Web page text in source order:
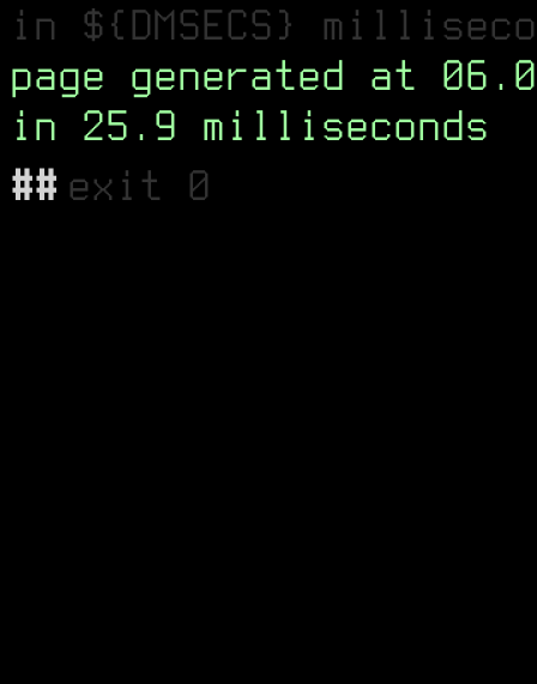
in ${DMSECS}
page generated at
in 25.9 milliseconds
## exit 0